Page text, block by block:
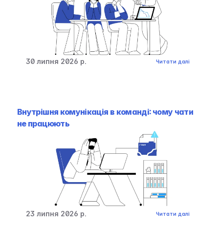
30 липня 2026 р. Читати далі
Внутрішня комунікація в команді: чому чати
не працюють
23 липня 2026 р. Читати далі